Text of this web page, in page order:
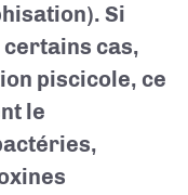
Si
certains cas,
piscicole, ce
le